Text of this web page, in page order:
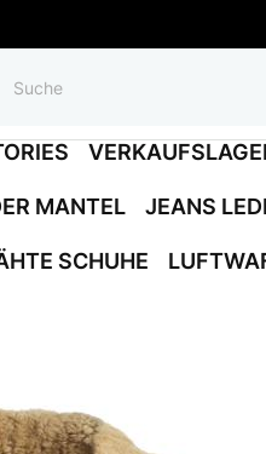
MANTEL JEANS
SCHUHE